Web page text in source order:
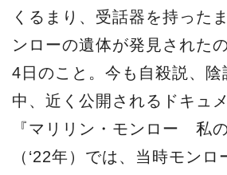
くるまり、受話器を持った
ンローの遺体が発見された
4日のこと。今も自殺説、陰
中、近く公開されるドキュ
『マリリン・モンロー 私の
（‘22年）では、当時モン